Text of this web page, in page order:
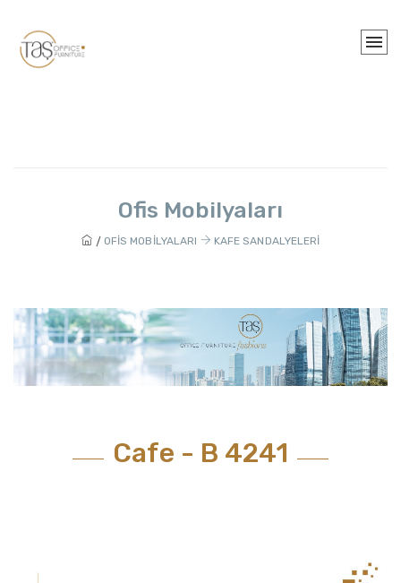
Ofis Mobilyaları
OFIS MOBILYALARI KAFE SANDALYELERI
Cafe - B 4241